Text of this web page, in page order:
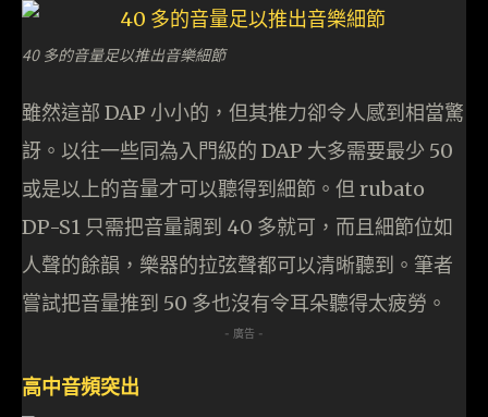
40 多的音量足以推出音樂細節
雖然這部 DAP 小小的，但其推力卻令人感到相當驚
訝。以往一些同為入門級的 DAP 大多需要最少 50
或是以上的音量才可以聽得到細節。但 rubato
DP-S1 只需把音量調到 40 多就可，而且細節位如
人聲的餘韻，樂器的拉弦聲都可以清晰聽到。筆者
嘗試把音量推到 50 多也沒有令耳朵聽得太疲勞。
- 廣告 -
高中音頻突出